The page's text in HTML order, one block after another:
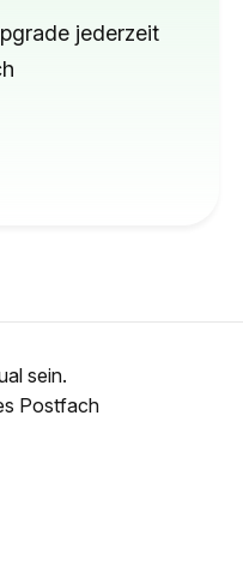
jederzeit
sein.
Postfach